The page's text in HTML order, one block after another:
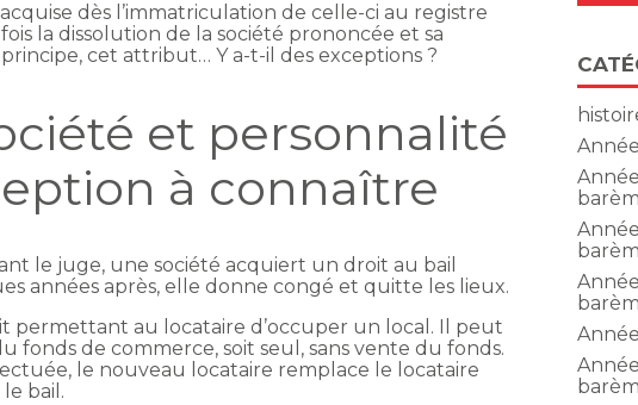
dès l’immatriculation de celle-ci au registre
la dissolution de la société prononcée et sa
cet attribut… Y a-t-il des exceptions ?
et personnalité
à connaître
le juge, une société acquiert un droit au bail
années après, elle donne congé et quitte les lieux.
permettant au locataire d’occuper un local. Il peut
fonds de commerce, soit seul, sans vente du fonds.
le nouveau locataire remplace le locataire
bail.